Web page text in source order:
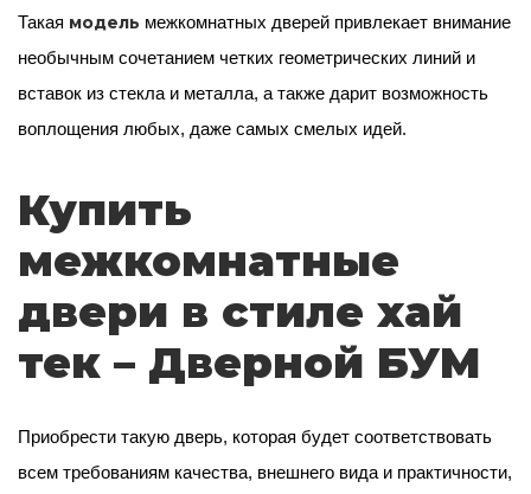
Такая модель межкомнатных дверей привлекает внимание
необычным сочетанием четких геометрических линий и
вставок из стекла и металла, а также дарит возможность
воплощения любых, даже самых смелых идей.
Купить
межкомнатные
двери в стиле хай
тек – Дверной БУМ
Приобрести такую дверь, которая будет соответствовать
всем требованиям качества, внешнего вида и практичности,